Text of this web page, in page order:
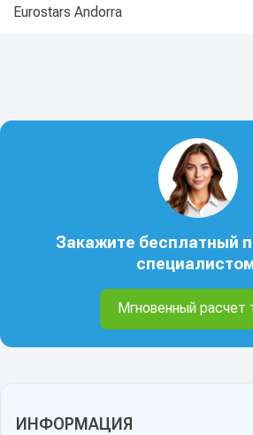
ИНФОРМАЦИЯ
Eurostars Andorra
Закажите бесплатный
Мгновенный расчет